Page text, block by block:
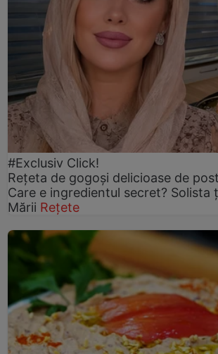
#Exclusiv Click!
Rețeta de gogoşi delicioase de
Care e ingredientul secret?
Mării Rețete